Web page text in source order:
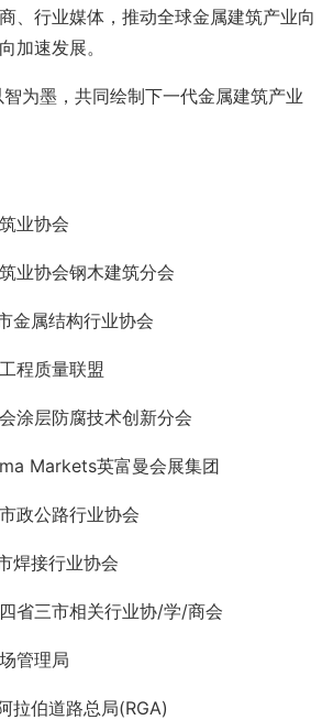
、行业媒体， 推动全球金属建筑产业向
加速发展。
为墨，共同绘制下一代金属建筑产业
业协会
业协会钢木建筑分会
金属结构行业协会
程质量联盟
涂层防腐技术创新分会
Markets英富曼会展集团
政公路行业协会
焊接行业协会
省三市相关行业协/学/商会
管理局
拉伯道路总局(RGA)